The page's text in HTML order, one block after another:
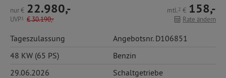
nur€ 22.980,-
UVP1 €30.190,-
mtl.2 € 158,-
Rate ändern
Tageszulassung
Angebotsnr. D106851
48 KW (65 PS)
Benzin
29.06.2026
Schaltgetriebe